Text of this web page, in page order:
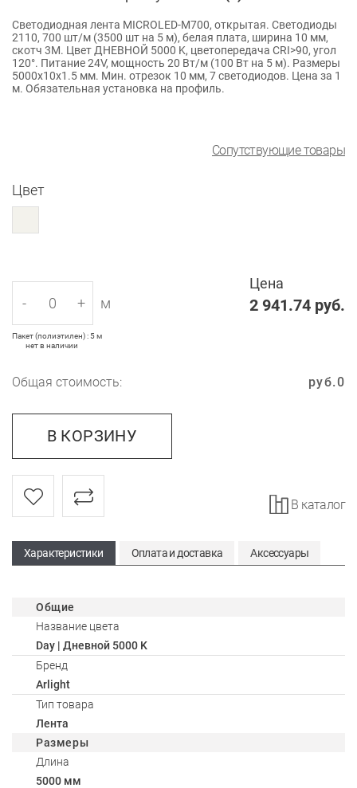
Светодиодная лента MICROLED-M700, открытая. Светодиоды
2110, 700 шт/м (3500 шт на 5 м), белая плата, ширина 10 мм,
скотч 3M. Цвет ДНЕВНОЙ 5000 K, цветопередача CRI>90, угол
120°. Питание 24V, мощность 20 Вт/м (100 Вт на 5 м). Размеры
5000x10x1.5 мм. Мин. отрезок 10 мм, 7 светодиодов. Цена за 1
м. Обязательная установка на профиль.
Сопутствующие товары
Цвет
Цена
2 941.74 руб.
- + м
Пакет (полиэтилен) : 5 м
нет в наличии
Общая стоимость: 0
руб.
В КОРЗИНУ
В каталог
Характеристики Оплата и доставка Аксессуары
Общие
Название цвета
Day | Дневной 5000 K
Бренд
Arlight
Тип товара
Лента
Размеры
Длина
5000 мм